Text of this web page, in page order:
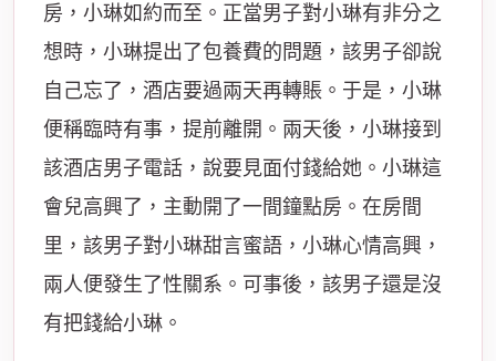
房，小琳如約而至。正當男子對小琳有非分之
想時，小琳提出了包養費的問題，該男子卻說
自己忘了，酒店要過兩天再轉賬。于是，小琳
便稱臨時有事，提前離開。兩天後，小琳接到
該酒店男子電話，說要見面付錢給她。小琳這
會兒高興了，主動開了一間鐘點房。在房間
里，該男子對小琳甜言蜜語，小琳心情高興，
兩人便發生了性關系。可事後，該男子還是沒
有把錢給小琳。